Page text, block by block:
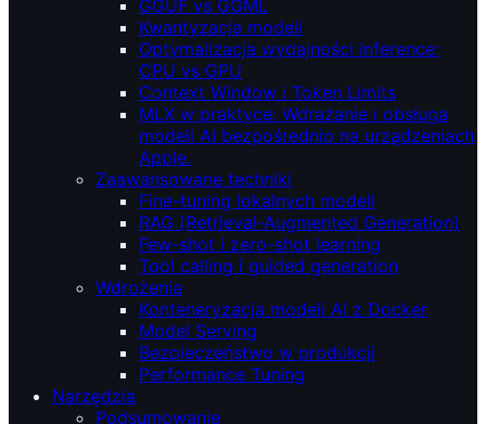
GGUF vs GGML
Kwantyzacja modeli
Optymalizacja wydajności inference:
CPU vs GPU
Context Window i Token Limits
MLX w praktyce: Wdrażanie i obsługa
modeli AI bezpośrednio na urządzeniach
Apple.
Zaawansowane techniki
Fine-tuning lokalnych modeli
RAG (Retrieval‑Augmented Generation)
Few-shot i zero-shot learning
Tool calling i guided generation
Wdrożenia
Konteneryzacja modeli AI z Docker
Model Serving
Bezpieczeństwo w produkcji
Performance Tuning
Narzędzia
Podsumowanie